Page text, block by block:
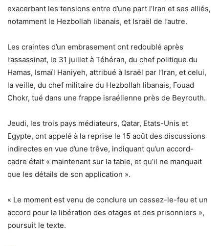
exacerbant les tensions entre d’une part l’Iran et ses alliés,
notamment le Hezbollah libanais, et Israël de l’autre.
Les craintes d’un embrasement ont redoublé après
l’assassinat, le 31 juillet à Téhéran, du chef politique du
Hamas, Ismaïl Haniyeh, attribué à Israël par l’Iran, et celui,
la veille, du chef militaire du Hezbollah libanais, Fouad
Chokr, tué dans une frappe israélienne près de Beyrouth.
Jeudi, les trois pays médiateurs, Qatar, Etats-Unis et
Egypte, ont appelé à la reprise le 15 août des discussions
indirectes en vue d’une trêve, indiquant qu’un accord-
cadre était « maintenant sur la table, et qu’il ne manquait
que les détails de son application ».
« Le moment est venu de conclure un cessez-le-feu et un
accord pour la libération des otages et des prisonniers »,
poursuit le texte.